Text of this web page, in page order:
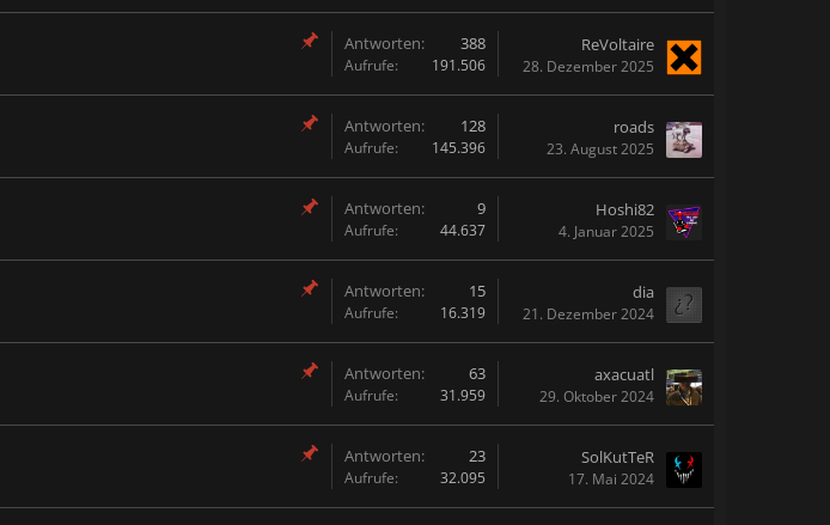
Antworten: 388
Aufrufe: 191.506
ReVoltaire
28. Dezember 2025
Antworten: 128
Aufrufe: 145.396
roads
23. August 2025
Antworten: 9
Aufrufe: 44.637
Hoshi82
4. Januar 2025
Antworten: 15
Aufrufe: 16.319
dia
21. Dezember 2024
Antworten: 63
Aufrufe: 31.959
axacuatl
29. Oktober 2024
Antworten: 23
Aufrufe: 32.095
SolKutTeR
17. Mai 2024